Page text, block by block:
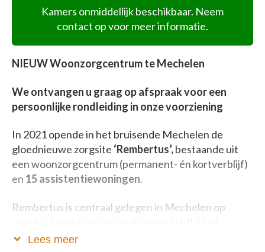
Kamers onmiddellijk beschikbaar. Neem
contact op voor meer informatie.
NIEUW Woonzorgcentrum te Mechelen
We ontvangen u graag op afspraak voor een
persoonlijke rondleiding in onze voorziening
In 2021 opende in het bruisende Mechelen de
gloednieuwe zorgsite ‘Rembertus’,bestaande uit
een woonzorgcentrum (permanent- én kortverblijf)
en 15 assistentiewoningen.
Rembertus is centraal gelegen in Mechelen op
stadscentrum.
Lees meer